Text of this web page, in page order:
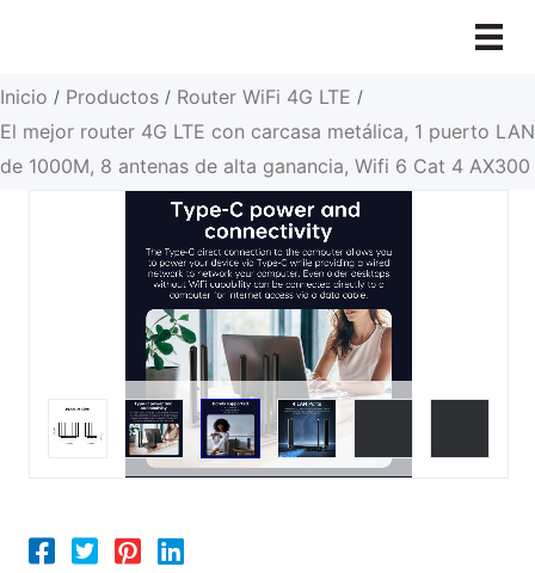
Inicio / Productos / Router WiFi 4G LTE /
El mejor router 4G LTE con carcasa metálica, 1 puerto LAN
de 1000M, 8 antenas de alta ganancia, Wifi 6 Cat 4 AX300